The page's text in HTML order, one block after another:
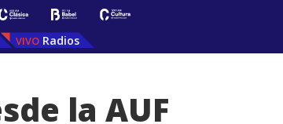
Radios
la AUF